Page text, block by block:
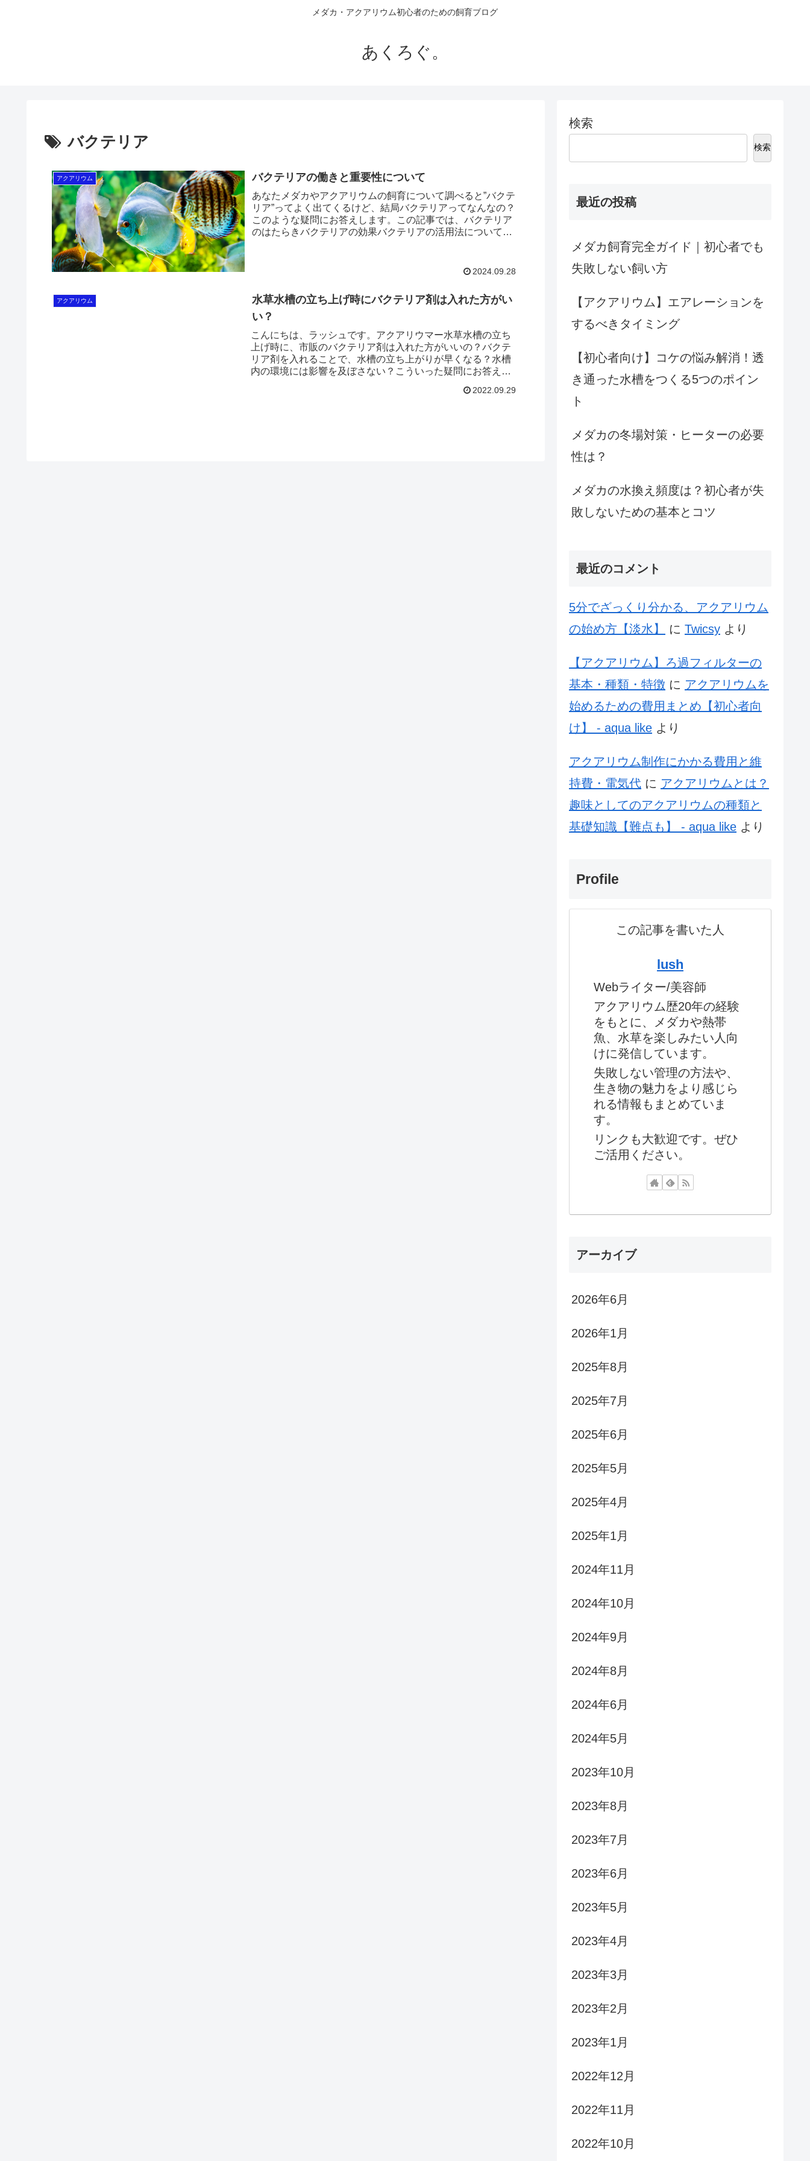
メダカ・アクアリウム初心者のための飼育ブログ
あくろぐ。
バクテリア
アクアリウム バクテリアの働きと重要性について
あなたメダカやアクアリウムの飼育について調べると”バクテ
リア”ってよく出てくるけど、結局バクテリアってなんなの？
このような疑問にお答えします。この記事では、バクテリア
のはたらきバクテリアの効果バクテリアの活用法についてお
2024.09.28
アクアリウム
水草水槽の立ち上げ時にバクテリア剤は入れた方がい
い？
こんにちは、ラッシュです。アクアリウマー水草水槽の立ち
上げ時に、市販のバクテリア剤は入れた方がいいの？バクテ
リア剤を入れることで、水槽の立ち上がりが早くなる？水槽
内の環境には影響を及ぼさない？こういった疑問にお答えし
2022.09.29
検索
検索
最近の投稿
メダカ飼育完全ガイド｜初心者でも
失敗しない飼い方
【アクアリウム】エアレーションを
するべきタイミング
【初心者向け】コケの悩み解消！透
き通った水槽をつくる5つのポイン
ト
メダカの冬場対策・ヒーターの必要
性は？
メダカの水換え頻度は？初心者が失
敗しないための基本とコツ
最近のコメント
5分でざっくり分かる、アクアリウム
の始め方【淡水】
に Twicsy より
【アクアリウム】ろ過フィルターの
基本・種類・特徴 に アクアリウムを
始めるための費用まとめ【初心者向
け】 - aqua like より
アクアリウム制作にかかる費用と維
持費・電気代 に アクアリウムとは？
趣味としてのアクアリウムの種類と
基礎知識【難点も】 - aqua like より
Profile
この記事を書いた人
lush
Webライター/美容師
アクアリウム歴20年の経験
をもとに、メダカや熱帯
魚、水草を楽しみたい人向
けに発信しています。
失敗しない管理の方法や、
生き物の魅力をより感じら
れる情報もまとめていま
す。
リンクも大歓迎です。ぜひ
ご活用ください。
アーカイブ
2026年6月
2026年1月
2025年8月
2025年7月
2025年6月
2025年5月
2025年4月
2025年1月
2024年11月
2024年10月
2024年9月
2024年8月
2024年6月
2024年5月
2023年10月
2023年8月
2023年7月
2023年6月
2023年5月
2023年4月
2023年3月
2023年2月
2023年1月
2022年12月
2022年11月
2022年10月